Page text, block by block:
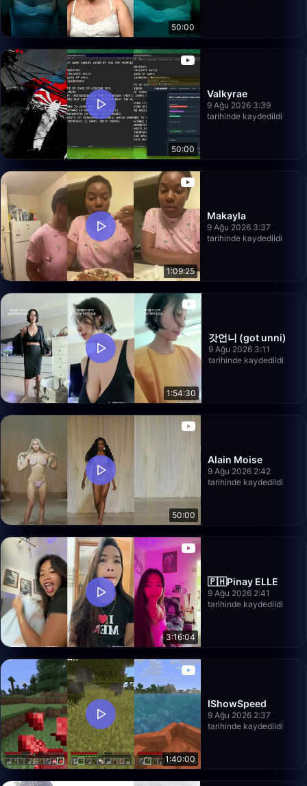
50:00
50:00
Valkyrae
9 Ağu 2026 3:39
tarihinde kaydedildi
1:09:25
Makayla
9 Ağu 2026 3:37
tarihinde kaydedildi
1:54:30
갓언니 (got unni)
9 Ağu 2026 3:11
tarihinde kaydedildi
50:00
Alain Moise
9 Ağu 2026 2:42
tarihinde kaydedildi
3:16:04
🇵🇭Pinay ELLE
9 Ağu 2026 2:41
tarihinde kaydedildi
1:40:00
IShowSpeed
9 Ağu 2026 2:37
tarihinde kaydedildi